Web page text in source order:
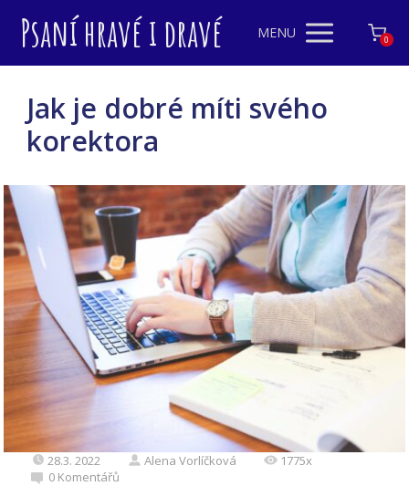
Psaní hravé i dravé MENU 0
Jak je dobré míti svého
korektora
28.3. 2022 Alena Vorlíčková
1775x
0 Komentářů